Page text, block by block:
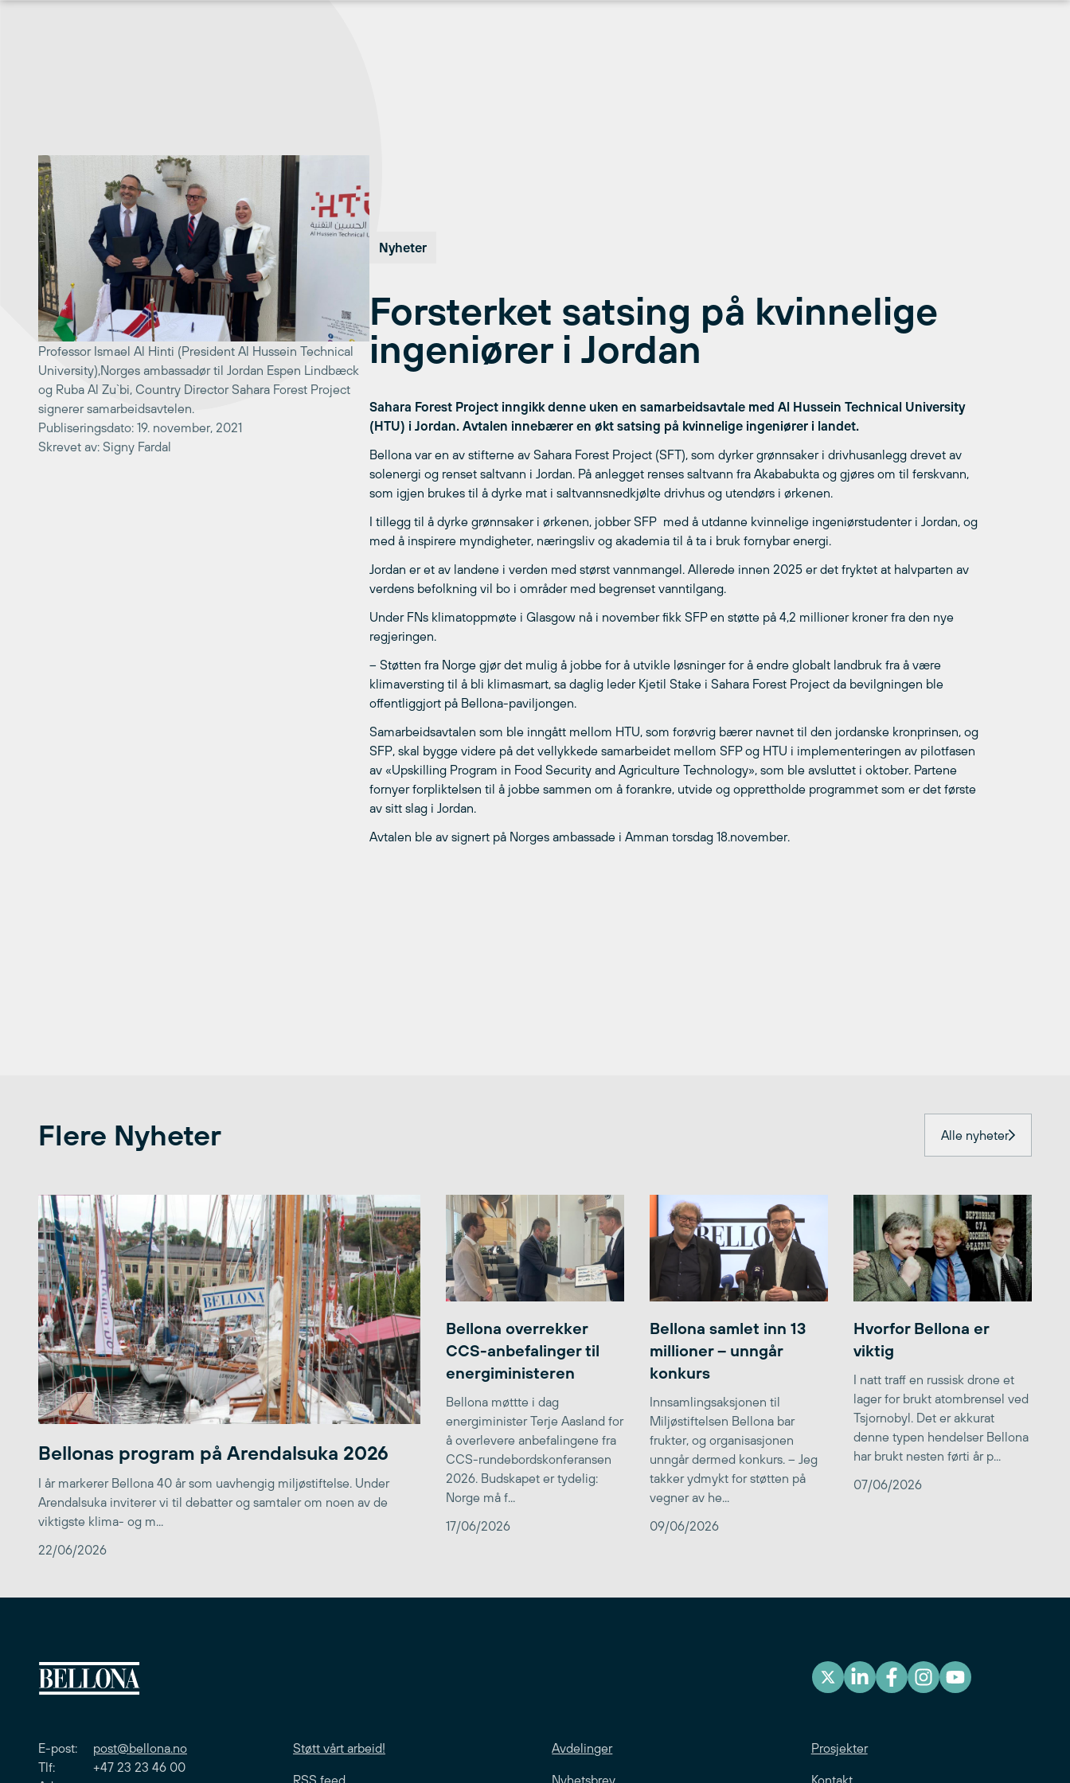
Professor Ismael Al Hinti (President Al Hussein Technical
University),Norges ambassadør til Jordan Espen Lindbæck
og Ruba Al Zu`bi, Country Director Sahara Forest Project
signerer samarbeidsavtelen.
Publiseringsdato: 19. november, 2021
Skrevet av: Signy Fardal
Nyheter
Forsterket satsing på kvinnelige
ingeniører i Jordan
Sahara Forest Project inngikk denne uken en samarbeidsavtale med Al Hussein Technical University
(HTU) i Jordan. Avtalen innebærer en økt satsing på kvinnelige ingeniører i landet.
Bellona var en av stifterne av Sahara Forest Project (SFT), som dyrker grønnsaker i drivhusanlegg drevet av
solenergi og renset saltvann i Jordan. På anlegget renses saltvann fra Akababukta og gjøres om til ferskvann,
som igjen brukes til å dyrke mat i saltvannsnedkjølte drivhus og utendørs i ørkenen.
I tillegg til å dyrke grønnsaker i ørkenen, jobber SFP med å utdanne kvinnelige ingeniørstudenter i Jordan, og
med å inspirere myndigheter, næringsliv og akademia til å ta i bruk fornybar energi.
Jordan er et av landene i verden med størst vannmangel. Allerede innen 2025 er det fryktet at halvparten av
verdens befolkning vil bo i områder med begrenset vanntilgang.
Under FNs klimatoppmøte i Glasgow nå i november fikk SFP en støtte på 4,2 millioner kroner fra den nye
regjeringen.
– Støtten fra Norge gjør det mulig å jobbe for å utvikle løsninger for å endre globalt landbruk fra å være
klimaversting til å bli klimasmart, sa daglig leder Kjetil Stake i Sahara Forest Project da bevilgningen ble
offentliggjort på Bellona-paviljongen.
Samarbeidsavtalen som ble inngått mellom HTU, som forøvrig bærer navnet til den jordanske kronprinsen, og
SFP, skal bygge videre på det vellykkede samarbeidet mellom SFP og HTU i implementeringen av pilotfasen
av «Upskilling Program in Food Security and Agriculture Technology», som ble avsluttet i oktober. Partene
fornyer forpliktelsen til å jobbe sammen om å forankre, utvide og opprettholde programmet som er det første
av sitt slag i Jordan.
Avtalen ble av signert på Norges ambassade i Amman torsdag 18.november.
Flere Nyheter Alle nyheter
Bellonas program på Arendalsuka 2026
I år markerer Bellona 40 år som uavhengig miljøstiftelse. Under
Arendalsuka inviterer vi til debatter og samtaler om noen av de
viktigste klima- og m...
22/06/2026
Bellona overrekker
CCS-anbefalinger til
energiministeren
Bellona møttte i dag
energiminister Terje Aasland for
å overlevere anbefalingene fra
CCS-rundebordskonferansen
2026. Budskapet er tydelig:
Norge må f...
17/06/2026
Bellona samlet inn 13
millioner – unngår
konkurs
Innsamlingsaksjonen til
Miljøstiftelsen Bellona bar
frukter, og organisasjonen
unngår dermed konkurs. – Jeg
takker ydmykt for støtten på
vegner av he...
09/06/2026
Hvorfor Bellona er
viktig
I natt traff en russisk drone et
lager for brukt atombrensel ved
Tsjornobyl. Det er akkurat
denne typen hendelser Bellona
har brukt nesten førti år p...
07/06/2026
E-post: post@bellona.no
Tlf: +47 23 23 46 00
Støtt vårt arbeid! Avdelinger Prosjekter
RSS feed Nyhetsbrev Kontakt